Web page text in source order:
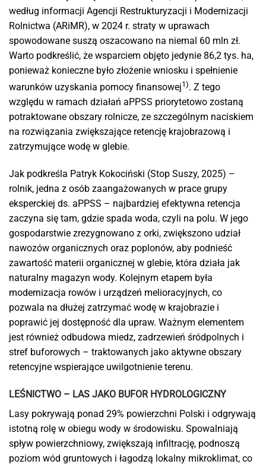
według informacji Agencji Restrukturyzacji i Modernizacji
Rolnictwa (ARiMR), w 2024 r. straty w uprawach
spowodowane suszą oszacowano na niemal 60 mln zł.
Warto podkreślić, że wsparciem objęto jedynie 86,2 tys. ha,
ponieważ konieczne było złożenie wniosku i spełnienie
warunków uzyskania pomocy finansowej1). Z tego
względu w ramach działań aPPSS priorytetowo zostaną
potraktowane obszary rolnicze, ze szczególnym naciskiem
na rozwiązania zwiększające retencję krajobrazową i
zatrzymujące wodę w glebie.
Jak podkreśla Patryk Kokociński (Stop Suszy, 2025) –
rolnik, jedna z osób zaangażowanych w prace grupy
eksperckiej ds. aPPSS – najbardziej efektywna retencja
zaczyna się tam, gdzie spada woda, czyli na polu. W jego
gospodarstwie zrezygnowano z orki, zwiększono udział
nawozów organicznych oraz poplonów, aby podnieść
zawartość materii organicznej w glebie, która działa jak
naturalny magazyn wody. Kolejnym etapem była
modernizacja rowów i urządzeń melioracyjnych, co
pozwala na dłużej zatrzymać wodę w krajobrazie i
poprawić jej dostępność dla upraw. Ważnym elementem
jest również odbudowa miedz, zadrzewień śródpolnych i
stref buforowych – traktowanych jako aktywne obszary
retencyjne wspierające uwilgotnienie terenu.
LEŚNICTWO – LAS JAKO BUFOR HYDROLOGICZNY
Lasy pokrywają ponad 29% powierzchni Polski i odgrywają
istotną rolę w obiegu wody w środowisku. Spowalniają
spływ powierzchniowy, zwiększają infiltrację, podnoszą
poziom wód gruntowych i łagodzą lokalny mikroklimat, co